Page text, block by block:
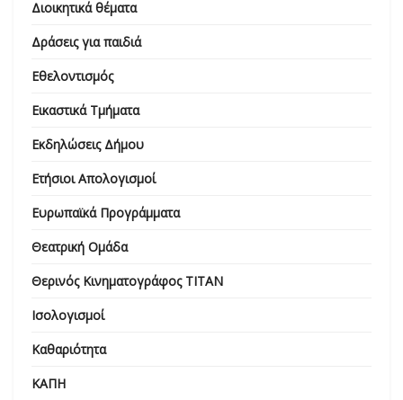
Διοικητικά θέματα
Δράσεις για παιδιά
Εθελοντισμός
Εικαστικά Τμήματα
Εκδηλώσεις Δήμου
Ετήσιοι Απολογισμοί
Ευρωπαϊκά Προγράμματα
Θεατρική Ομάδα
Θερινός Κινηματογράφος ΤΙΤΑΝ
Ισολογισμοί
Καθαριότητα
ΚΑΠΗ